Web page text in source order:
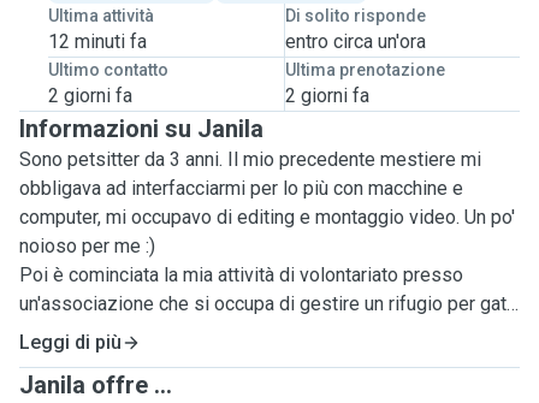
Ultima attività
12 minuti fa
Di solito risponde
entro circa un'ora
Ultimo contatto
2 giorni fa
Ultima prenotazione
2 giorni fa
Informazioni su Janila
Sono petsitter da 3 anni. Il mio precedente mestiere mi
obbligava ad interfacciarmi per lo più con macchine e
computer, mi occupavo di editing e montaggio video. Un po'
noioso per me :)
Poi è cominciata la mia attività di volontariato presso
un'associazione che si occupa di gestire un rifugio per gatti
a Catania. Le mie colleghe volontarie, già catsitters, mi
hanno introdotto in questo mondo meraviglioso in cui
posso coltivare la mia passione per gli animali. Se avete un
Leggi di più
Janila offre ...